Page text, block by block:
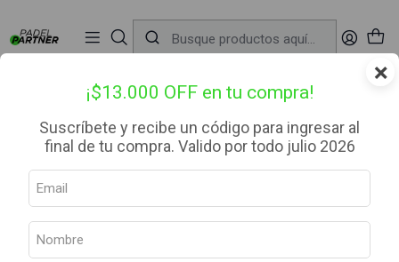
×
¡$13.000 OFF en tu compra!
Suscríbete y recibe un código para ingresar al
final de tu compra. Valido por todo julio 2026
📦 Envío Gratis desde $99.990 — Entrega en RM el mismo día🔥Compra
antes de las 12:00 hrs (día hábil) y recibe hoy mismo.
Blog
Todo lo que necesitas saber del Padel!